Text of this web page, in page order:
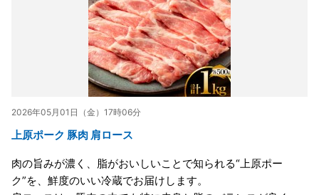
2026年05月01日（金）17時06分
上原ポーク 豚肉 肩ロース
肉の旨みが濃く、脂がおいしいことで知られる“上原ポー
ク”を、鮮度のいい冷蔵でお届けします。